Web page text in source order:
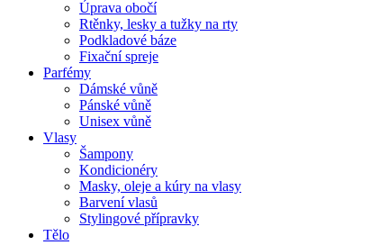
Úprava obočí
Rtěnky, lesky a tužky na rty
Podkladové báze
Fixační spreje
Parfémy
Dámské vůně
Pánské vůně
Unisex vůně
Vlasy
Šampony
Kondicionéry
Masky, oleje a kúry na vlasy
Barvení vlasů
Stylingové přípravky
Tělo